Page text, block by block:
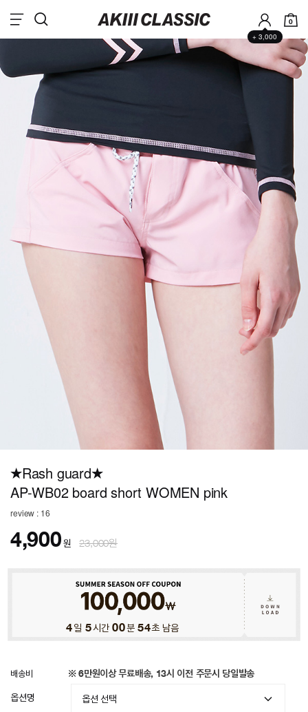
+ 3,000
0
★Rash guard★
AP-WB02 board short WOMEN pink
review : 16
4,900원 23,000원
4일 5시간 00분 51초 남음
배송비 ※ 6만원이상 무료배송, 13시 이전 주문시 당일발송
옵션명